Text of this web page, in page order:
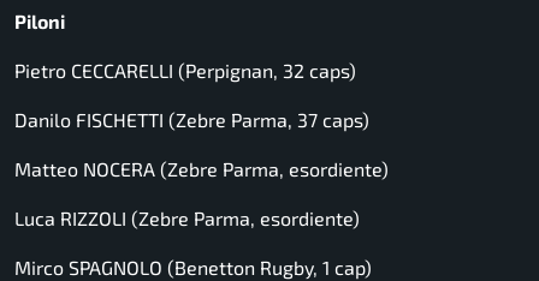
Piloni
Pietro CECCARELLI (Perpignan, 32 caps)
Danilo FISCHETTI (Zebre Parma, 37 caps)
Matteo NOCERA (Zebre Parma, esordiente)
Luca RIZZOLI (Zebre Parma, esordiente)
Mirco SPAGNOLO (Benetton Rugby, 1 cap)